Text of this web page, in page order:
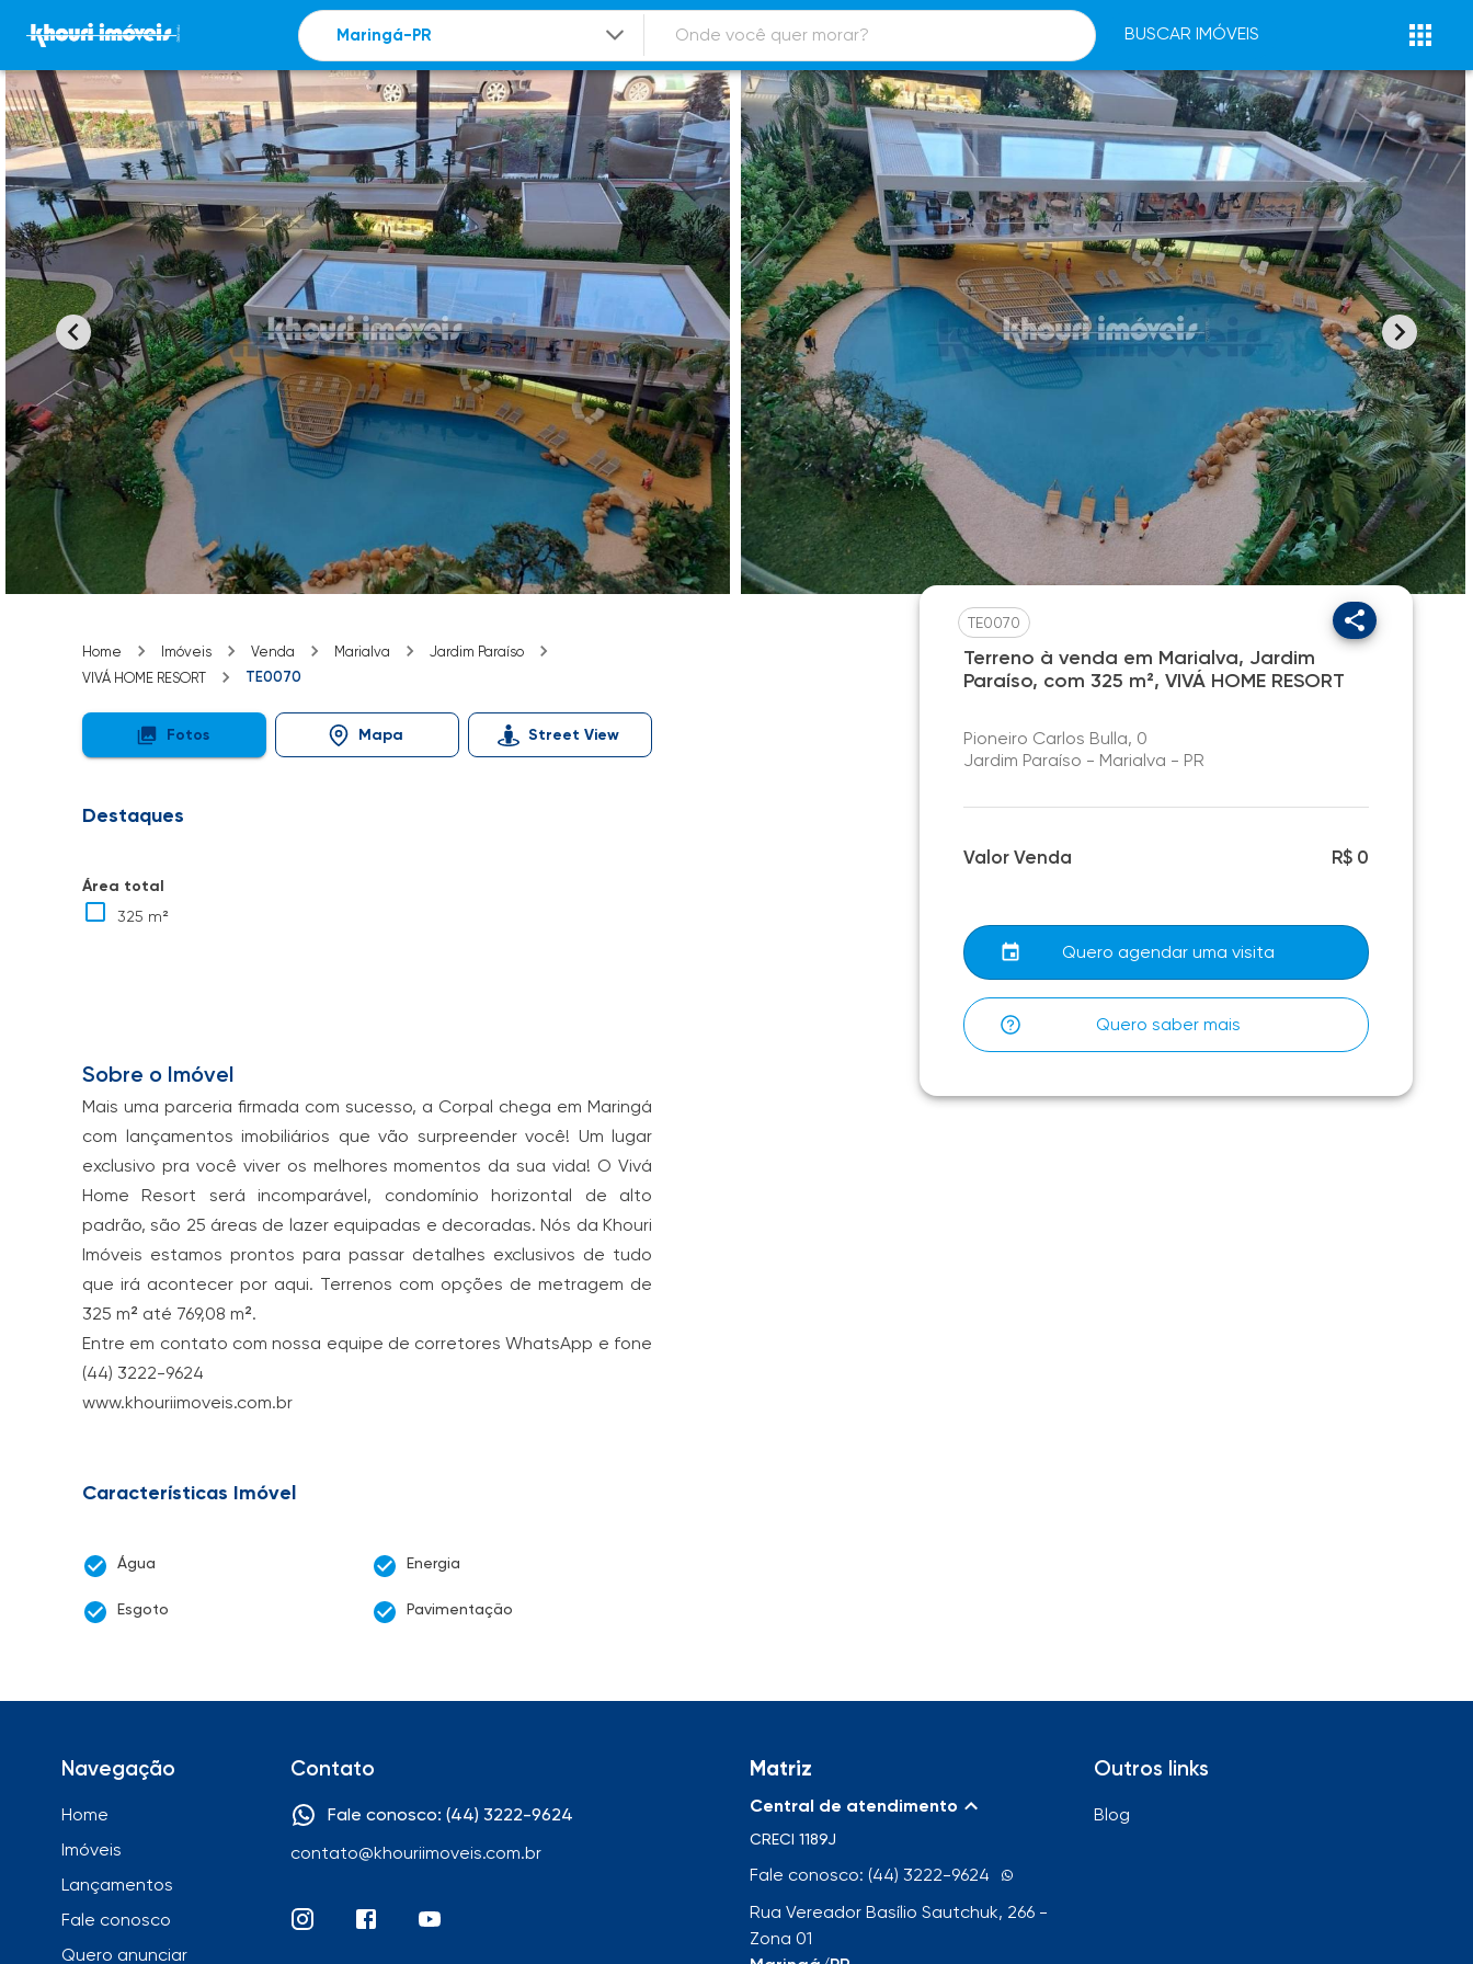
BUSCAR IMÓVEIS
Home Imóveis Venda Marialva
Jardim Paraíso
VIVÁ HOME RESORT
TE0070
Fotos Mapa Street View
Destaques
Área total
325 m²
Sobre o Imóvel
Mais uma parceria firmada com sucesso, a Corpal chega em Maringá
com lançamentos imobiliários que vão surpreender você! Um lugar
exclusivo pra você viver os melhores momentos da sua vida! O Vivá
Home Resort será incomparável, condomínio horizontal de alto
padrão, são 25 áreas de lazer equipadas e decoradas. Nós da Khouri
Imóveis estamos prontos para passar detalhes exclusivos de tudo
que irá acontecer por aqui. Terrenos com opções de metragem de
325 m² até 769,08 m².
Entre em contato com nossa equipe de corretores WhatsApp e fone
(44) 3222-9624
www.khouriimoveis.com.br
Características Imóvel
Água Energia
Esgoto Pavimentação
TE0070
Terreno à venda em Marialva, Jardim
Paraíso, com 325 m², VIVÁ HOME RESORT
Pioneiro Carlos Bulla, 0
Jardim Paraíso - Marialva - PR
Valor Venda R$ 0
Quero agendar uma visita
Quero saber mais
Navegação
Home
Imóveis
Lançamentos
Fale conosco
Quero anunciar
Contato
Fale conosco: (44) 3222-9624
contato@khouriimoveis.com.br
Matriz
Central de atendimento
CRECI 1189J
Fale conosco: (44) 3222-9624
Rua Vereador Basílio Sautchuk, 266 -
Zona 01
Outros links
Blog